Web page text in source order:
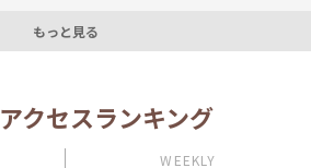
もっと見る
アクセスランキング
WEEKLY